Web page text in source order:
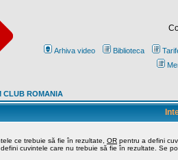
Arhiva video Biblioteca
ROMANIA
ce trebuie să fie în rezultate, OR pentru a defini
cuvintele care nu trebuie să fie în rezultate. Se